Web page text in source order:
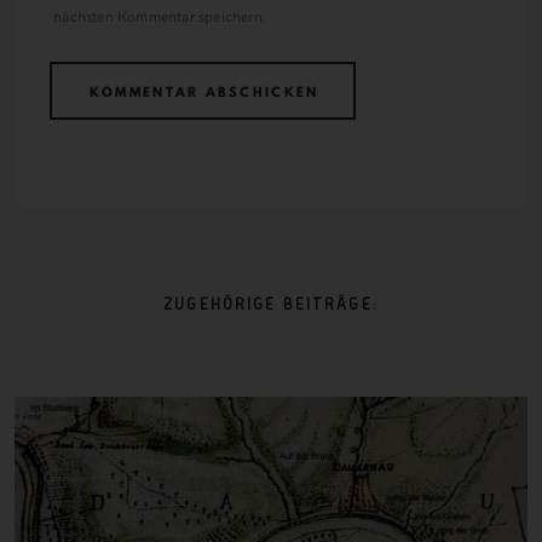
nächsten Kommentar speichern.
ZUGEHÖRIGE BEITRÄGE: